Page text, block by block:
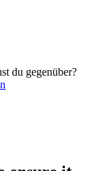
du gegenüber?